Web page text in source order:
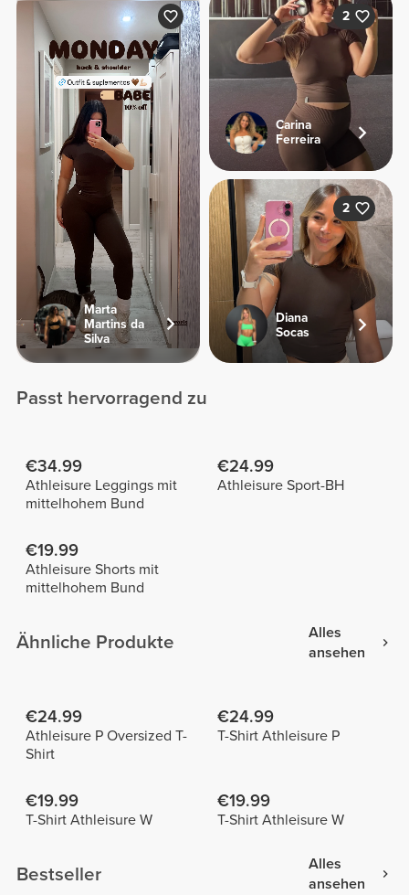
Marta
Martins da
Silva
2
Carina
Ferreira
2
Diana
Socas
Passt hervorragend zu
€34.99
Athleisure Leggings mit
mittelhohem Bund
€24.99
Athleisure Sport-BH
€19.99
Athleisure Shorts mit
mittelhohem Bund
Ähnliche Produkte
Alles
ansehen
€24.99
Athleisure P Oversized T-
Shirt
€24.99
T-Shirt Athleisure P
€19.99
T-Shirt Athleisure W
€19.99
T-Shirt Athleisure W
Bestseller
Alles
ansehen